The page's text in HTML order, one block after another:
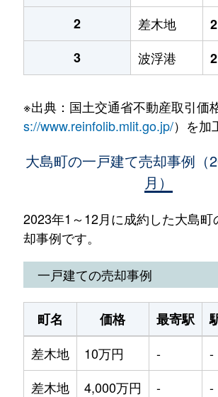
2
差木地
3
波浮港
※出典：国土交通省不動産取引価
s://www.reinfolib.mlit.go.jp/）を加
大島町の一戸建て売却事例（
月）
2023年1～12月に成約した大島町
却事例です。
一戸建ての売却事例
町名 価格 最寄駅
差木地
10万円 - -
差木地
4,000万円 - -